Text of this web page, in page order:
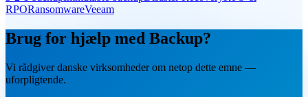
RPORansomwareVeeam
Brug for hjælp med Backup?
Vi rådgiver danske virksomheder om netop dette emne —
uforpligtende.